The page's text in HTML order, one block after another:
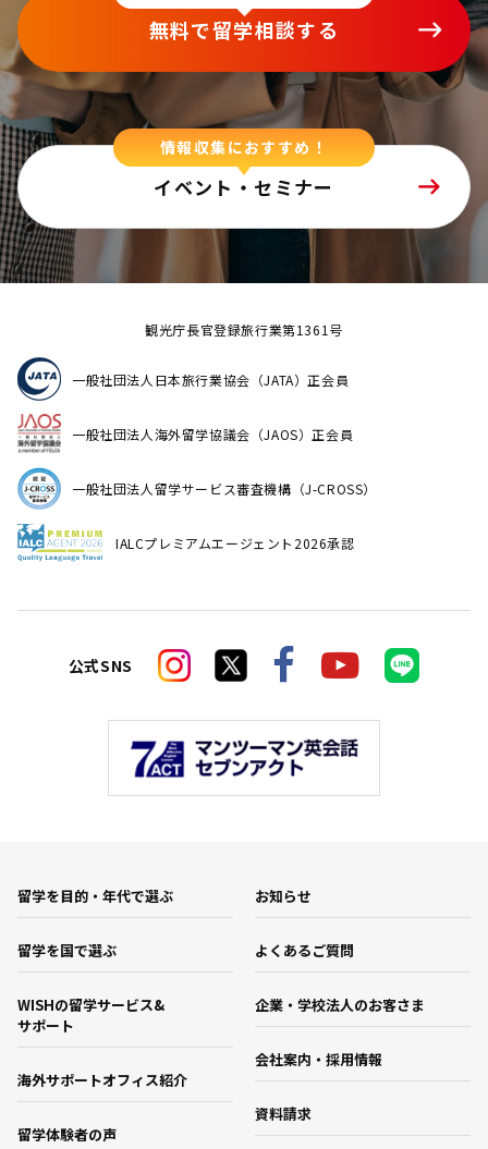
無料で留学相談する
情報収集におすすめ！
イベント・セミナー
観光庁長官登録旅行業第1361号
一般社団法人日本旅行業協会（JATA）正会員
一般社団法人海外留学協議会（JAOS）正会員
一般社団法人留学サービス審査機構（J-CROSS）
IALCプレミアムエージェント2026承認
公式SNS
留学を目的・年代で選ぶ
留学を国で選ぶ
WISHの留学サービス&
サポート
海外サポートオフィス紹介
留学体験者の声
お知らせ
よくあるご質問
企業・学校法人のお客さま
会社案内・採用情報
資料請求